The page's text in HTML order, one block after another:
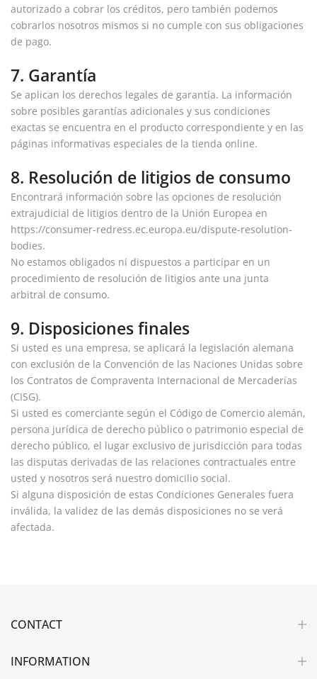
autorizado a cobrar los créditos, pero también podemos
cobrarlos nosotros mismos si no cumple con sus obligaciones
de pago.
7. Garantía
Se aplican los derechos legales de garantía. La información
sobre posibles garantías adicionales y sus condiciones
exactas se encuentra en el producto correspondiente y en las
páginas informativas especiales de la tienda online.
8. Resolución de litigios de consumo
Encontrará información sobre las opciones de resolución
extrajudicial de litigios dentro de la Unión Europea en
https://consumer-redress.ec.europa.eu/dispute-resolution-
bodies.
No estamos obligados ni dispuestos a participar en un
procedimiento de resolución de litigios ante una junta
arbitral de consumo.
9. Disposiciones finales
Si usted es una empresa, se aplicará la legislación alemana
con exclusión de la Convención de las Naciones Unidas sobre
los Contratos de Compraventa Internacional de Mercaderías
(CISG).
Si usted es comerciante según el Código de Comercio alemán,
persona jurídica de derecho público o patrimonio especial de
derecho público, el lugar exclusivo de jurisdicción para todas
las disputas derivadas de las relaciones contractuales entre
usted y nosotros será nuestro domicilio social.
Si alguna disposición de estas Condiciones Generales fuera
inválida, la validez de las demás disposiciones no se verá
afectada.
CONTACT
INFORMATION